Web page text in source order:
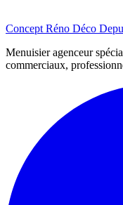
Concept Réno Déco
Menuisier agenceur
commerciaux,